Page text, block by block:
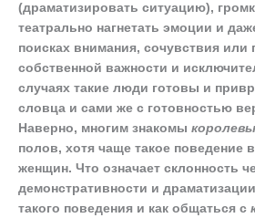
(драматизировать ситуацию),
театрально нагнетать эмоции и
поисках внимания, сочувствия или
собственной важности и
случаях такие люди готовы и
словца и сами же с готовностью
Наверно, многим знакомы
полов, хотя чаще такое поведение
женщин. Что означает склонность
демонстративности и
такого поведения и как общаться с